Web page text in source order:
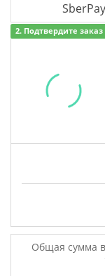
SberPay
2. Подтвердите заказ
Общая сумма